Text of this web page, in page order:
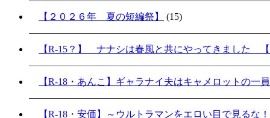
【２０２６年 夏の短編祭】 (15)
【R-15？】 ナナシは春風と共にやってきました
【R-18・あんこ】ギャラナイ夫はキャメロットの一
【R-18・安価】～ウルトラマンをエロい目で見るな